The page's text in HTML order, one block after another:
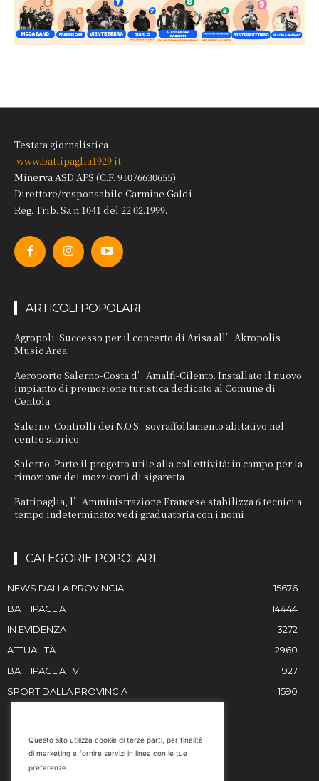
Testata giornalistica
www.battipaglia1929.it
Minerva ASD APS (C.F. 91076630655)
Direttore/responsabile Carmine Galdi
Reg. Trib. Sa n.1041 del 22.02.1999.
ARTICOLI POPOLARI
Agropoli. Successo per il concerto di Arisa all’Akropolis
Music Area
Aeroporto Salerno-Costa d’Amalfi-Cilento. Installato il nuovo
impianto di promozione turistica dedicato al Comune di
Centola
Salerno. Controlli dei N.O.S.: sovraffollamento abitativo nel
centro storico
Salerno. Parte il progetto utile alla collettività: in campo per la
rimozione dei mozziconi di sigaretta
Battipaglia, l’Amministrazione Francese stabilizza 6 tecnici a
tempo indeterminato: vedi graduatoria con i nomi
CATEGORIE POPOLARI
NEWS DALLA PROVINCIA
15676
BATTIPAGLIA
14444
IN EVIDENZA
3272
ATTUALITÀ
2960
BATTIPAGLIA TV
1927
SPORT DALLA PROVINCIA
1590
Email
Questo sito utilizza cookie di terze parti, per finalità
di marketing e fornire servizi in linea con le tue
preferenze.